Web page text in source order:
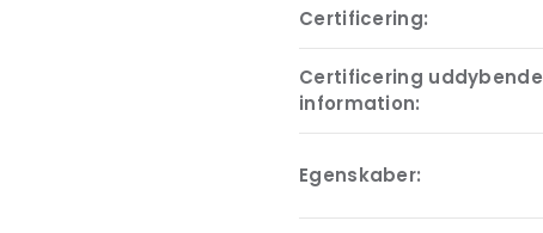
Certificering:
Certificering uddybende
information:
Egenskaber: